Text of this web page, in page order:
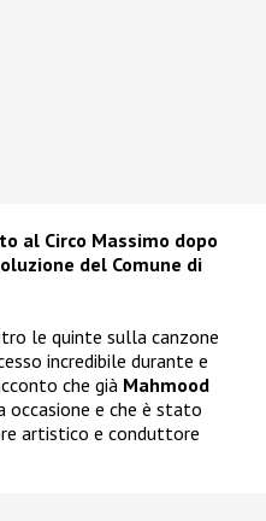
al Circo Massimo dopo
del Comune di
le quinte sulla canzone
incredibile durante e
che già Mahmood
e che è stato
artistico e conduttore